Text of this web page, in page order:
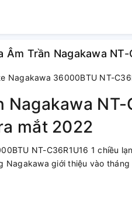
Trần Nagakawa NT-
Nagakawa 36000BTU NT-
NT-
mắt 2022
NT-C36R1U16 1 chiều
Nagakawa giới thiệu vào